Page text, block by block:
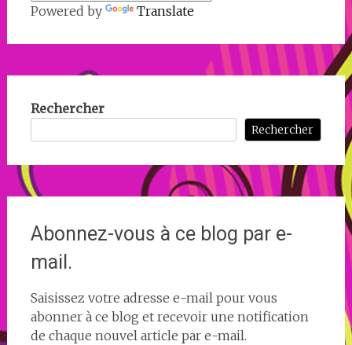
Powered by Translate
Rechercher
Rechercher
Abonnez-vous à ce blog par e-
mail.
Saisissez votre adresse e-mail pour vous
abonner à ce blog et recevoir une notification
de chaque nouvel article par e-mail.